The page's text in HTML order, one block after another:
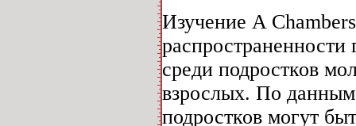
Изучение A
распространенности
среди подростков
взрослых. По данным
подростков могут